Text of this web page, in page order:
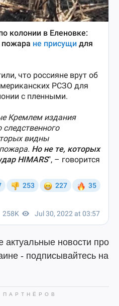
актуальные новости про
- подписывайтесь на